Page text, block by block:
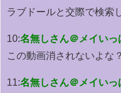
ラブドールと交際で検索
10:名無しさん＠メイいっ
この動画消されないよな？
11:名無しさん＠メイいっ